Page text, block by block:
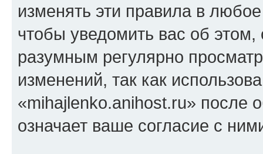
изменять эти правила в
чтобы уведомить вас об
разумным регулярно
изменений, так как
«mihajlenko.anihost.ru» после
означает ваше согласие с